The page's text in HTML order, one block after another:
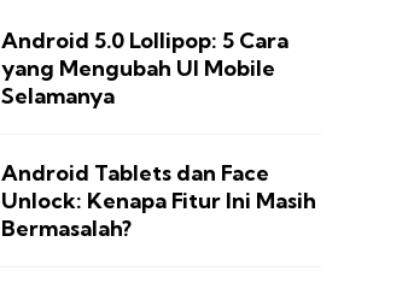
Android 5.0 Lollipop: 5 Cara
yang Mengubah UI Mobile
Selamanya
Android Tablets dan Face
Unlock: Kenapa Fitur Ini Masih
Bermasalah?